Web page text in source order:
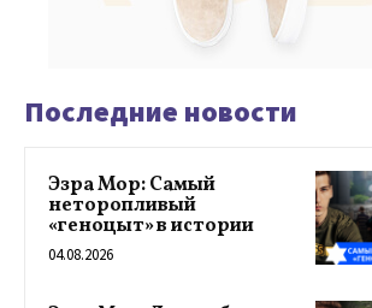
Последние новости
Эзра Мор: Самый
неторопливый
«геноцыт» в истории
04.08.2026